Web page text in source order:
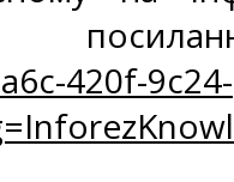
420f-9c24-